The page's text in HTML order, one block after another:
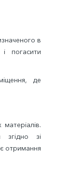
в
погасити
де
згідно зі
отримання